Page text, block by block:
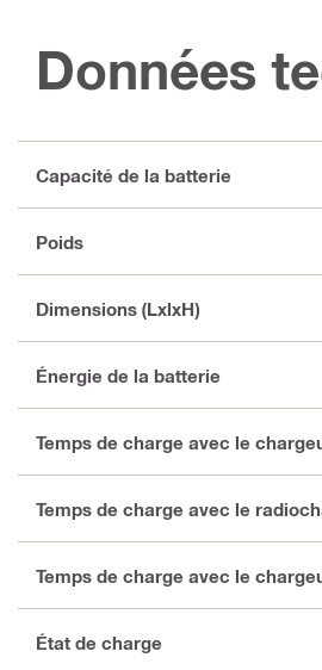
Données
Capacité de la batterie
Poids
Dimensions (LxlxH)
Énergie de la batterie
Temps de charge avec le
Temps de charge avec le
Temps de charge avec le
État de charge